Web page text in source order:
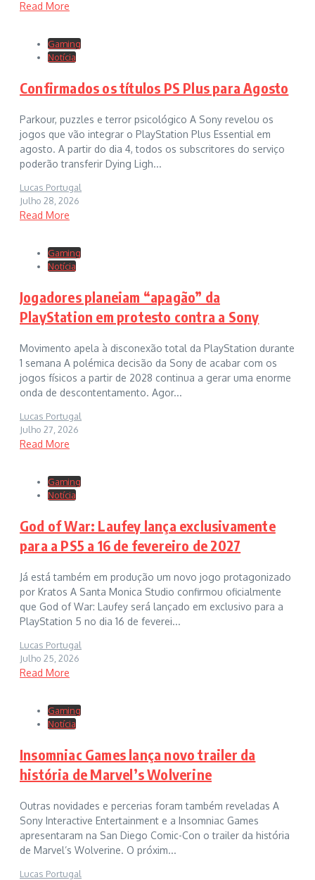
Read More
Gaming
Notícia
Confirmados os títulos PS Plus para Agosto
Parkour, puzzles e terror psicológico A Sony revelou os
jogos que vão integrar o PlayStation Plus Essential em
agosto. A partir do dia 4, todos os subscritores do serviço
poderão transferir Dying Ligh...
Lucas Portugal
Julho 28, 2026
Read More
Gaming
Notícia
Jogadores planeiam “apagão” da
PlayStation em protesto contra a Sony
Movimento apela à disconexão total da PlayStation durante
1 semana A polémica decisão da Sony de acabar com os
jogos físicos a partir de 2028 continua a gerar uma enorme
onda de descontentamento. Agor...
Lucas Portugal
Julho 27, 2026
Read More
Gaming
Notícia
God of War: Laufey lança exclusivamente
para a PS5 a 16 de fevereiro de 2027
Já está também em produção um novo jogo protagonizado
por Kratos A Santa Monica Studio confirmou oficialmente
que God of War: Laufey será lançado em exclusivo para a
PlayStation 5 no dia 16 de feverei...
Lucas Portugal
Julho 25, 2026
Read More
Gaming
Notícia
Insomniac Games lança novo trailer da
história de Marvel’s Wolverine
Outras novidades e percerias foram também reveladas A
Sony Interactive Entertainment e a Insomniac Games
apresentaram na San Diego Comic-Con o trailer da história
de Marvel’s Wolverine. O próxim...
Lucas Portugal